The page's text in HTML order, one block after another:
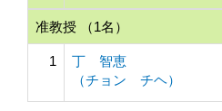
准教授 （1名）
1
丁 智恵
（チョン チヘ）